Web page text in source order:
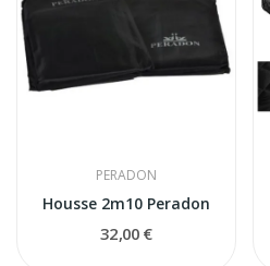
PERADON
Housse 2m10 Peradon
32,00 €